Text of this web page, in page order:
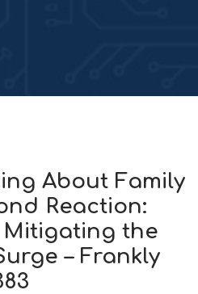
About Family
Reaction:
the
– Frankly